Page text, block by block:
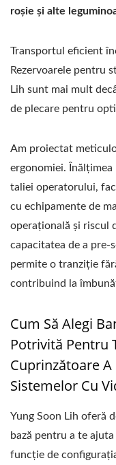
roșie și alte
Transportul eficient
Rezervoarele pentru
Lih sunt mai mult
de plecare pentru
Am proiectat
ergonomiei. Înălțimea
taliei operatorului,
cu echipamente de
operațională și riscul
capacitatea de a pre-
permite o tranziție
contribuind la
Cum Să Alegi
Potrivită Pentru
Cuprinzătoare
Sistemelor Cu
Yung Soon Lih oferă
bază pentru a te
funcție de